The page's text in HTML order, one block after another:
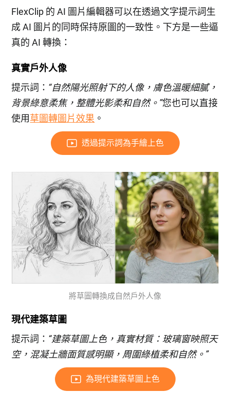
FlexClip 的 AI 圖片編輯器可以在透過文字提示詞生
成 AI 圖片的同時保持原圖的一致性。下方是一些逼
真的 AI 轉換：
真實戶外人像
提示詞： “自然陽光照射下的人像，膚色溫暖細膩，
背景綠意柔焦，整體光影柔和自然。”您也可以直接
使用草圖轉圖片效果 。
透過提示詞為手繪上色
將草圖轉換成自然戶外人像
現代建築草圖
提示詞： “建築草圖上色，真實材質：玻璃窗映照天
空，混凝土牆面質感明顯，周圍綠植柔和自然。”
為現代建築草圖上色